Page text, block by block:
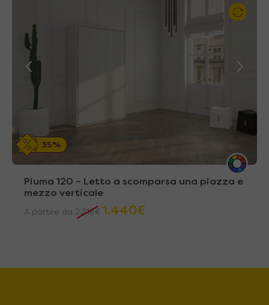
35%
Piuma 120 – Letto a scomparsa una piazza e
mezzo verticale
A partire da 2.216€ 1.440€